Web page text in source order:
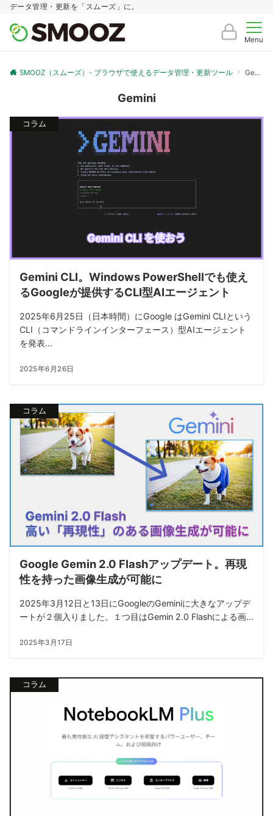
データ管理・更新を「スムーズ」に。
Menu
SMOOZ（スムーズ）- ブラウザで使えるデータ管理・更新ツール Gemini
Gemini
コラム
Gemini CLI。Windows PowerShellでも使え
るGoogleが提供するCLI型AIエージェント
2025年6月25日（日本時間）にGoogle はGemini CLIという
CLI（コマンドラインインターフェース）型AIエージェント
を発表...
2025年6月26日
コラム
Google Gemin 2.0 Flashアップデート。再現
性を持った画像生成が可能に
2025年3月12日と13日にGoogleのGeminiに大きなアップデ
ートが２個入りました。１つ目はGemin 2.0 Flashによる画...
2025年3月17日
コラム